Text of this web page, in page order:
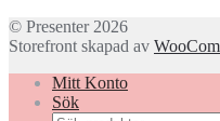
© Presenter 2026
Storefront skapad av
Mitt Konto
Sök